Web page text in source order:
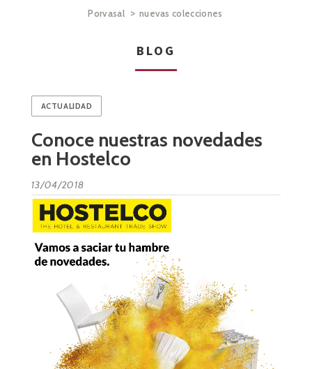
Porvasal > nuevas colecciones
BLOG
ACTUALIDAD
Conoce nuestras novedades
en Hostelco
13/04/2018